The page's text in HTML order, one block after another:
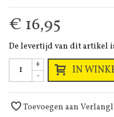
€ 16,95
De levertijd van dit artikel
-
+ IN
Toevoegen aan